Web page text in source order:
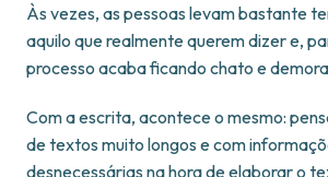
Às vezes, as pessoas levam bastante
aquilo que realmente querem dizer e,
processo acaba ficando chato e
Com a escrita, acontece o mesmo:
de textos muito longos e com
desnecessárias na hora de elaborar o